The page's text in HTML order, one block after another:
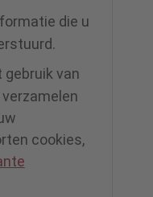
die u
gebruik van
cookies,